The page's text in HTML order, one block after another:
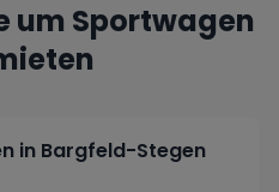
um Sportwagen
in Bargfeld-Stegen